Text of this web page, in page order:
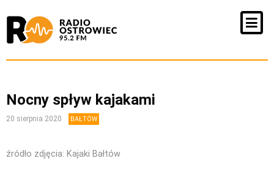
Nocny spływ kajakami
20 sierpnia 2020 BAŁTÓW
źródło zdjęcia: Kajaki Bałtów